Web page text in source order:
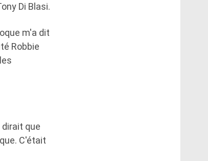
Di Blasi.
m'a dit
Robbie
dirait que
C'était